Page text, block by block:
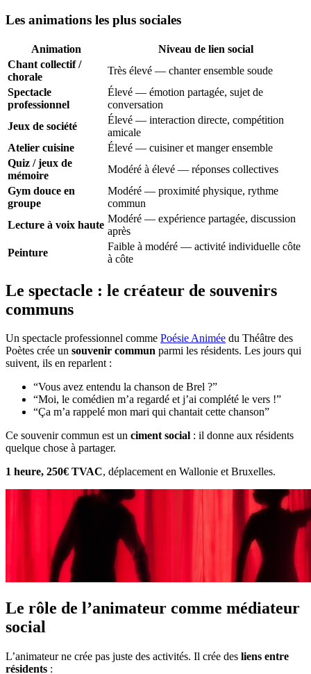
Les animations les plus sociales
Animation
Niveau de lien social
Chant collectif /
chorale
Très élevé — chanter ensemble soude
Spectacle
professionnel
Élevé — émotion partagée, sujet de
conversation
Jeux de société
Élevé — interaction directe, compétition
amicale
Atelier cuisine
Élevé — cuisiner et manger ensemble
Quiz / jeux de
mémoire
Modéré à élevé — réponses collectives
Gym douce en
groupe
Modéré — proximité physique, rythme
commun
Lecture à voix haute
Modéré — expérience partagée, discussion
après
Peinture
Faible à modéré — activité individuelle côte
à côte
Le spectacle : le créateur de souvenirs
communs
Un spectacle professionnel comme Poésie Animée du Théâtre des
Poètes crée un souvenir commun parmi les résidents. Les jours qui
suivent, ils en reparlent :
“Vous avez entendu la chanson de Brel ?”
“Moi, le comédien m’a regardé et j’ai complété le vers !”
“Ça m’a rappelé mon mari qui chantait cette chanson”
Ce souvenir commun est un ciment social : il donne aux résidents
quelque chose à partager.
1 heure, 250€ TVAC, déplacement en Wallonie et Bruxelles.
Le rôle de l’animateur comme médiateur
social
L’animateur ne crée pas juste des activités. Il crée des liens entre
résidents :